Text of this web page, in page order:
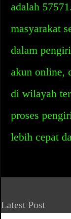
adalah
masyarakat
dalam
akun online,
di wilayah
proses
lebih cepat
Latest Post